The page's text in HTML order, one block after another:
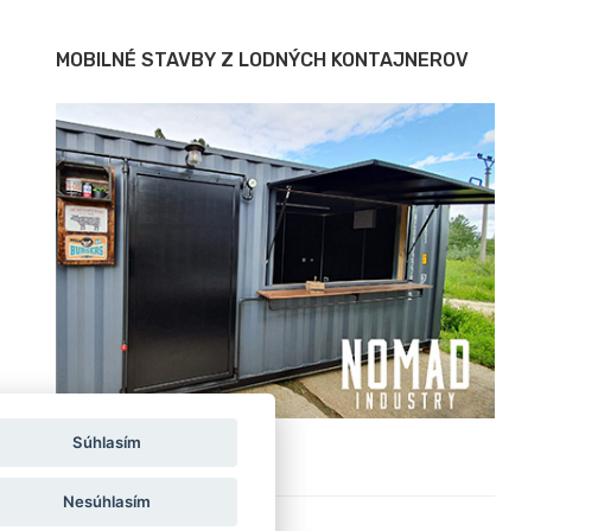
MOBILNÉ STAVBY Z LODNÝCH KONTAJNEROV
Súhlasím
Nesúhlasím